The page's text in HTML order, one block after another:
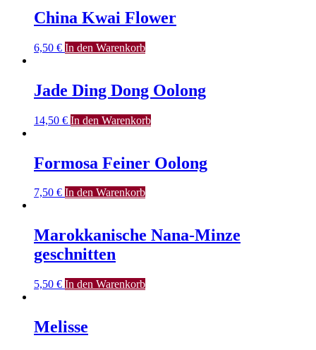
China Kwai Flower
6,50 € In den Warenkorb
Jade Ding Dong Oolong
14,50 € In den Warenkorb
Formosa Feiner Oolong
7,50 € In den Warenkorb
Marokkanische Nana-Minze
geschnitten
5,50 € In den Warenkorb
Melisse